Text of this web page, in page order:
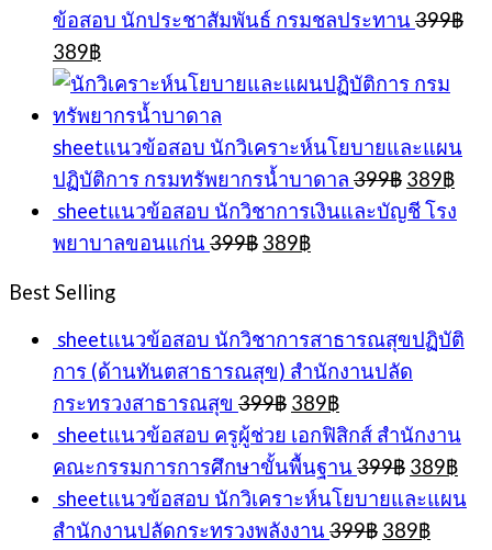
ข้อสอบ นักประชาสัมพันธ์ กรมชลประทาน 399฿
Original
price
was:
399฿.
389฿Current
price
is:
389฿.
sheetแนวข้อสอบ นักวิเคราะห์นโยบายและแผน
ปฏิบัติการ กรมทรัพยากรน้ำบาดาล 399฿ Original
price
was:
389฿
is:
sheetแนวข้อสอบ นักวิชาการเงินและบัญชี โรง
พยาบาลขอนแก่น 399฿ Original
389฿Current
Best Selling
sheetแนวข้อสอบ นักวิชาการสาธารณสุขปฏิบัติ
การ (ด้านทันตสาธารณสุข) สำนักงานปลัด
กระทรวงสาธารณสุข 399฿ Original
price
was:
399฿.
389฿Current
price
is:
389฿.
sheetแนวข้อสอบ ครูผู้ช่วย เอกฟิสิกส์ สำนักงาน
คณะกรรมการการศึกษาขั้นพื้นฐาน 399฿ Original
was:
399฿.
389฿
is:
sheetแนวข้อสอบ นักวิเคราะห์นโยบายและแผน
สำนักงานปลัดกระทรวงพลังงาน 399฿ Original
389฿